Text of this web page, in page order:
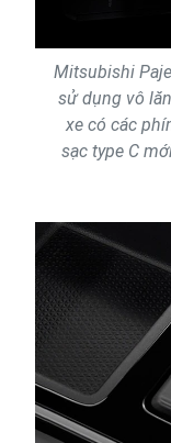
Mitsubishi
sử dụng vô
xe có các
sạc type C